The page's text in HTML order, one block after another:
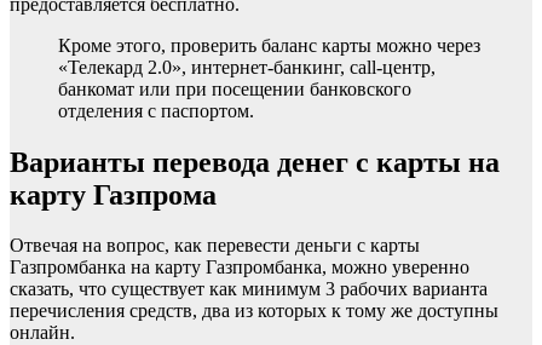
Кроме этого, проверить баланс карты можно через
«Телекард 2.0», интернет-банкинг, call-центр,
банкомат или при посещении банковского
отделения с паспортом.
Варианты перевода денег с карты на
карту Газпрома
Отвечая на вопрос, как перевести деньги с карты
Газпромбанка на карту Газпромбанка, можно уверенно
сказать, что существует как минимум 3 рабочих варианта
перечисления средств, два из которых к тому же доступны
онлайн.